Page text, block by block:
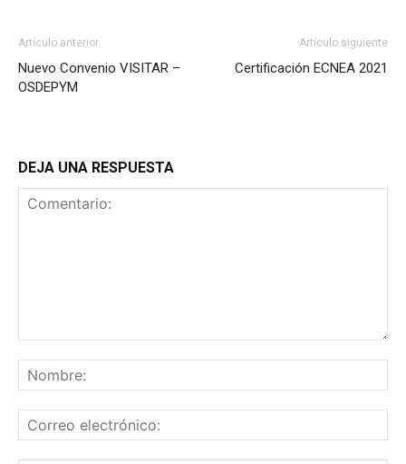
Artículo anterior
Nuevo Convenio VISITAR –
OSDEPYM
Artículo siguiente
Certificación ECNEA 2021
DEJA UNA RESPUESTA